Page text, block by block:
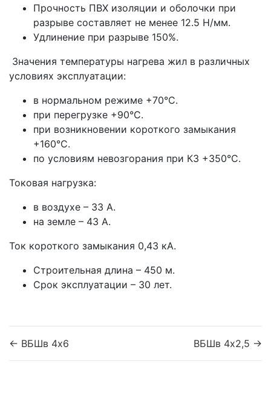
Прочность ПВХ изоляции и оболочки при
разрыве составляет не менее 12.5 Н/мм.
Удлинение при разрыве 150%.
Значения температуры нагрева жил в различных
условиях эксплуатации:
в нормальном режиме +70°С.
при перегрузке +90°С.
при возникновении короткого замыкания
+160°С.
по условиям невозгорания при КЗ +350°С.
Токовая нагрузка:
в воздухе – 33 А.
на земле – 43 А.
Ток короткого замыкания 0,43 кА.
Строительная длина – 450 м.
Срок эксплуатации – 30 лет.
← ВБШв 4x6 ВБШв 4x2,5 →